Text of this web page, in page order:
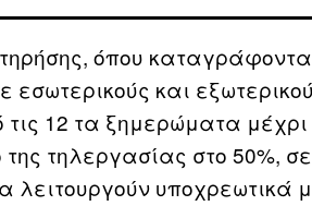
όπου
εσωτερικούς και
12 τα ξημερώματα μέχρι
τηλεργασίας στο 50%,
λειτουργούν υποχρεωτικά